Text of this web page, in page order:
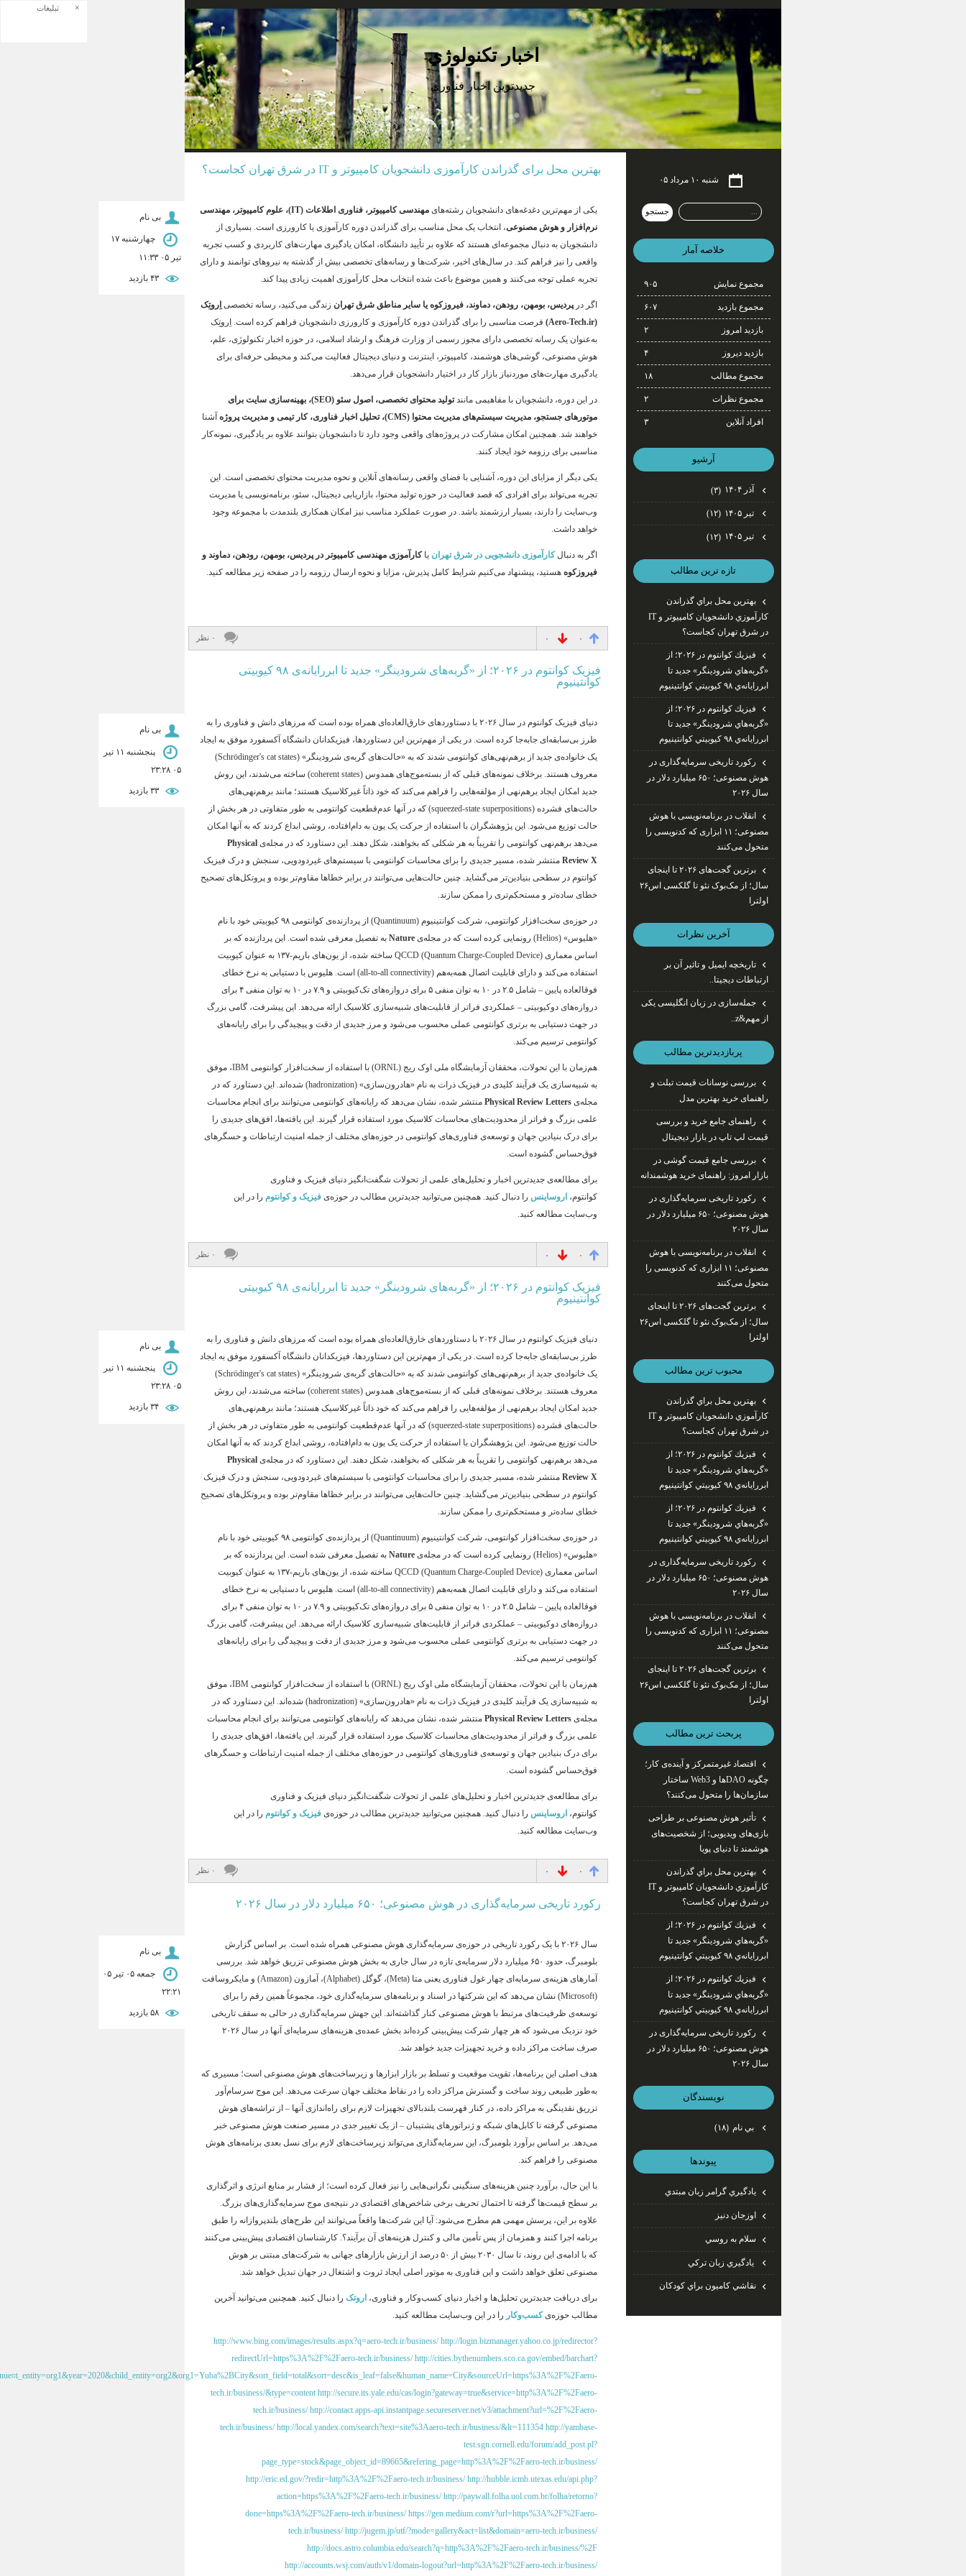
اخبار تكنولوژي
جديدترين اخبار فناوري
بهترین محل برای گذراندن کارآموزی دانشجویان کامپیوتر و IT در شرق تهران کجاست؟
بی نام
چهارشنبه ۱۷
تیر ۰۵ ۱۱:۳۳
یکی از مهم‌ترین دغدغه‌های دانشجویان رشته‌های
مهندسی کامپیوتر، فناوری اطلاعات (IT)، علوم کامپیوتر، مهندسی
نرم‌افزار و هوش مصنوعی، انتخاب یک محل مناسب برای گذراندن دوره کارآموزی یا کارورزی است. بسیاری از
دانشجویان به دنبال مجموعه‌ای هستند که علاوه بر تأیید دانشگاه، امکان یادگیری مهارت‌های کاربردی و کسب تجربه
واقعی را نیز فراهم کند. در سال‌های اخیر، شرکت‌ها و رسانه‌های تخصصی بیش از گذشته به نیروهای توانمند و دارای
تجربه عملی توجه می‌کنند و همین موضوع باعث شده انتخاب محل کارآموزی اهمیت زیادی پیدا کند.
اگر درپردیس، بومهن، رودهن، دماوند، فیروزکوه یا سایر مناطق شرق تهران زندگی می‌کنید، رسانه تخصصی اِروتِک
(Aero-Tech.ir)
فرصت مناسبی را برای گذراندن دوره کارآموزی و کارورزی دانشجویان فراهم کرده است. اِروتِک
به‌عنوان یک رسانه تخصصی دارای مجوز رسمی از وزارت فرهنگ و ارشاد اسلامی، در حوزه اخبار تکنولوژی، علم،
هوش مصنوعی، گوشی‌های هوشمند، کامپیوتر، اینترنت و دنیای دیجیتال فعالیت می‌کند و محیطی حرفه‌ای برای
یادگیری مهارت‌های موردنیاز بازار کار در اختیار دانشجویان قرار می‌دهد.
در این دوره، دانشجویان با مفاهیمی مانند
تولید محتوای تخصصی، اصول سئو (SEO)، بهینه‌سازی سایت برای
موتورهای جستجو، مدیریت سیستم‌های مدیریت محتوا (CMS)، تحلیل اخبار فناوری، کار تیمی و مدیریت پروژه
آشنا
خواهند شد. همچنین امکان مشارکت در پروژه‌های واقعی وجود دارد تا دانشجویان بتوانند علاوه بر یادگیری، نمونه‌کار
مناسبی برای رزومه خود ایجاد کنند.
یکی دیگر از مزایای این دوره، آشنایی با فضای واقعی رسانه‌های آنلاین و نحوه مدیریت محتوای تخصصی است. این
تجربه می‌تواند برای افرادی که قصد فعالیت در حوزه تولید محتوا، بازاریابی دیجیتال، سئو، برنامه‌نویسی یا مدیریت
وب‌سایت را دارند، بسیار ارزشمند باشد. در صورت عملکرد مناسب نیز امکان همکاری بلندمدت با مجموعه وجود
خواهد داشت.
اگر به دنبالکارآموزی دانشجویی در شرق تهران یاکارآموزی مهندسی کامپیوتر در پردیس، بومهن، رودهن، دماوند و
فیروزکوه هستید، پیشنهاد می‌کنیم شرایط کامل پذیرش، مزایا و نحوه ارسال رزومه را در صفحه زیر مطالعه کنید.
۰ ۰ ۰ نظر
فیزیک کوانتوم در ۲۰۲۶؛ از «گربه‌های شرودینگر» جدید تا ابررایانه‌ی ۹۸ کیوبیتی
کوانتینیوم
بی نام
پنجشنبه ۱۱ تیر
۰۵ ۲۳:۲۸
دنیای فیزیک کوانتوم در سال ۲۰۲۶ با دستاوردهای خارق‌العاده‌ای همراه بوده است که مرزهای دانش و فناوری را به
طرز بی‌سابقه‌ای جابه‌جا کرده است. در یکی از مهم‌ترین این دستاوردها، فیزیکدانان دانشگاه آکسفورد موفق به ایجاد
یک خانواده‌ی جدید از برهم‌نهی‌های کوانتومی شدند که به «حالت‌های گربه‌ی شرودینگر» (Schrödinger's cat states)
معروف هستند
. برخلاف نمونه‌های قبلی که از بسته‌موج‌های همدوس (coherent states) ساخته می‌شدند، این روش
جدید امکان ایجاد برهم‌نهی از مؤلفه‌هایی را فراهم می‌کند که خود ذاتاً غیرکلاسیک هستند؛ مانند برهم‌نهی‌های
حالت‌های فشرده (squeezed-state superpositions) که در آنها عدم‌قطعیت کوانتومی به طور متفاوتی در هر بخش از
حالت توزیع می‌شود. این پژوهشگران با استفاده از حرکت یک یون به دام‌افتاده، روشی ابداع کردند که به آنها امکان
می‌دهد برهم‌نهی کوانتومی را تقریباً به هر شکلی که بخواهند، شکل دهند. این دستاورد که در مجله‌یPhysical
Review X منتشر شده، مسیر جدیدی را برای محاسبات کوانتومی با سیستم‌های غیردودویی، سنجش و درک فیزیک
کوانتوم در سطحی بنیادین‌تر می‌گشاید. چنین حالت‌هایی می‌توانند در برابر خطاها مقاوم‌تر بوده و پروتکل‌های تصحیح
خطای ساده‌تر و مستحکم‌تری را ممکن سازند.
در حوزه‌ی سخت‌افزار کوانتومی، شرکت کوانتینیوم (Quantinuum) از پردازنده‌ی کوانتومی ۹۸ کیوبیتی خود با نام
«هلیوس» (Helios) رونمایی کرده است که در مجله‌ی
Nature به تفصیل معرفی شده است. این پردازنده که بر
اساس معماری QCCD (Quantum Charge-Coupled Device) ساخته شده، از یون‌های باریم-۱۳۷ به عنوان کیوبیت
استفاده می‌کند و دارای قابلیت اتصال همه‌به‌هم (all-to-all connectivity) است
. هلیوس با دستیابی به نرخ خطای
فوقالعاده پایین – شامل ۲.۵ در ۱۰ به توان منفی ۵ برای دروازه‌های تک‌کیوبیتی و ۷.۹ در ۱۰ به توان منفی ۴ برای
دروازه‌های دوکیوبیتی – عملکردی فراتر از قابلیت‌های شبیه‌سازی کلاسیک ارائه می‌دهد. این پیشرفت، گامی بزرگ
در جهت دستیابی به برتری کوانتومی عملی محسوب می‌شود و مرز جدیدی از دقت و پیچیدگی را برای رایانه‌های
کوانتومی ترسیم می‌کند.
هم‌زمان با این تحولات، محققان آزمایشگاه ملی اوک ریج (ORNL) با استفاده از سخت‌افزار کوانتومی IBM، موفق
به شبیه‌سازی یک فرآیند کلیدی در فیزیک ذرات به نام «هادرون‌سازی» (hadronization) شده‌اند
. این دستاورد که در
مجله‌یPhysical Review Letters منتشر شده، نشان می‌دهد که رایانه‌های کوانتومی می‌توانند برای انجام محاسبات
علمی بزرگ و فراتر از محدودیت‌های محاسبات کلاسیک مورد استفاده قرار گیرند. این یافته‌ها، افق‌های جدیدی را
برای درک بنیادین جهان و توسعه‌ی فناوری‌های کوانتومی در حوزه‌های مختلف از جمله امنیت ارتباطات و حسگرهای
فوق‌حساس گشوده است.
برای مطالعه‌ی جدیدترین اخبار و تحلیل‌های علمی از تحولات شگفت‌انگیز دنیای فیزیک و فناوری
کوانتوم، اروساینس را دنبال کنید. همچنین می‌توانید جدیدترین مطالب در حوزه‌یفیزیک و کوانتوم را در این
وب‌سایت مطالعه کنید.
۰ ۰ ۰ نظر
فیزیک کوانتوم در ۲۰۲۶؛ از «گربه‌های شرودینگر» جدید تا ابررایانه‌ی ۹۸ کیوبیتی
کوانتینیوم
بی نام
پنجشنبه ۱۱ تیر
۰۵ ۲۳:۲۸
دنیای فیزیک کوانتوم در سال ۲۰۲۶ با دستاوردهای خارق‌العاده‌ای همراه بوده است که مرزهای دانش و فناوری را به
طرز بی‌سابقه‌ای جابه‌جا کرده است. در یکی از مهم‌ترین این دستاوردها، فیزیکدانان دانشگاه آکسفورد موفق به ایجاد
یک خانواده‌ی جدید از برهم‌نهی‌های کوانتومی شدند که به «حالت‌های گربه‌ی شرودینگر» (Schrödinger's cat states)
معروف هستند
. برخلاف نمونه‌های قبلی که از بسته‌موج‌های همدوس (coherent states) ساخته می‌شدند، این روش
جدید امکان ایجاد برهم‌نهی از مؤلفه‌هایی را فراهم می‌کند که خود ذاتاً غیرکلاسیک هستند؛ مانند برهم‌نهی‌های
حالت‌های فشرده (squeezed-state superpositions) که در آنها عدم‌قطعیت کوانتومی به طور متفاوتی در هر بخش از
حالت توزیع می‌شود. این پژوهشگران با استفاده از حرکت یک یون به دام‌افتاده، روشی ابداع کردند که به آنها امکان
می‌دهد برهم‌نهی کوانتومی را تقریباً به هر شکلی که بخواهند، شکل دهند. این دستاورد که در مجله‌یPhysical
Review X منتشر شده، مسیر جدیدی را برای محاسبات کوانتومی با سیستم‌های غیردودویی، سنجش و درک فیزیک
کوانتوم در سطحی بنیادین‌تر می‌گشاید. چنین حالت‌هایی می‌توانند در برابر خطاها مقاوم‌تر بوده و پروتکل‌های تصحیح
خطای ساده‌تر و مستحکم‌تری را ممکن سازند.
در حوزه‌ی سخت‌افزار کوانتومی، شرکت کوانتینیوم (Quantinuum) از پردازنده‌ی کوانتومی ۹۸ کیوبیتی خود با نام
«هلیوس» (Helios) رونمایی کرده است که در مجله‌ی
Nature به تفصیل معرفی شده است. این پردازنده که بر
اساس معماری QCCD (Quantum Charge-Coupled Device) ساخته شده، از یون‌های باریم-۱۳۷ به عنوان کیوبیت
استفاده می‌کند و دارای قابلیت اتصال همه‌به‌هم (all-to-all connectivity) است
. هلیوس با دستیابی به نرخ خطای
فوقالعاده پایین – شامل ۲.۵ در ۱۰ به توان منفی ۵ برای دروازه‌های تک‌کیوبیتی و ۷.۹ در ۱۰ به توان منفی ۴ برای
دروازه‌های دوکیوبیتی – عملکردی فراتر از قابلیت‌های شبیه‌سازی کلاسیک ارائه می‌دهد. این پیشرفت، گامی بزرگ
در جهت دستیابی به برتری کوانتومی عملی محسوب می‌شود و مرز جدیدی از دقت و پیچیدگی را برای رایانه‌های
کوانتومی ترسیم می‌کند.
هم‌زمان با این تحولات، محققان آزمایشگاه ملی اوک ریج (ORNL) با استفاده از سخت‌افزار کوانتومی IBM، موفق
به شبیه‌سازی یک فرآیند کلیدی در فیزیک ذرات به نام «هادرون‌سازی» (hadronization) شده‌اند
. این دستاورد که در
مجله‌یPhysical Review Letters منتشر شده، نشان می‌دهد که رایانه‌های کوانتومی می‌توانند برای انجام محاسبات
علمی بزرگ و فراتر از محدودیت‌های محاسبات کلاسیک مورد استفاده قرار گیرند. این یافته‌ها، افق‌های جدیدی را
برای درک بنیادین جهان و توسعه‌ی فناوری‌های کوانتومی در حوزه‌های مختلف از جمله امنیت ارتباطات و حسگرهای
فوق‌حساس گشوده است.
برای مطالعه‌ی جدیدترین اخبار و تحلیل‌های علمی از تحولات شگفت‌انگیز دنیای فیزیک و فناوری
کوانتوم، اروساینس را دنبال کنید. همچنین می‌توانید جدیدترین مطالب در حوزه‌یفیزیک و کوانتوم را در این
وب‌سایت مطالعه کنید.
۰ ۰ ۰ نظر
رکورد تاریخی سرمایه‌گذاری در هوش مصنوعی؛ ۶۵۰ میلیارد دلار در سال ۲۰۲۶
بی نام
جمعه ۰۵ تیر ۰۵
۲۲:۲۱
سال ۲۰۲۶ با یک رکورد تاریخی در حوزه‌ی سرمایه‌گذاری هوش مصنوعی همراه شده است. بر اساس گزارش
بلومبرگ، حدود ۶۵۰ میلیارد دلار سرمایه‌ی تازه در سال جاری به بخش هوش مصنوعی تزریق خواهد شد
. بررسی
آمارهای هزینه‌ی سرمایه‌ای چهار غول فناوری یعنی متا (Meta)، گوگل (Alphabet)، آمازون (Amazon) و مایکروسافت
(Microsoft) نشان می‌دهد که این شرکتها در اسناد و برنامه‌های سرمایه‌گذاری خود، مجموعاً همین رقم را برای
توسعه‌ی ظرفیت‌های مرتبط با هوش مصنوعی کنار گذاشته‌اند. این جهش سرمایه‌گذاری در حالی به سقف تاریخی
خود نزدیک می‌شود که هر چهار شرکت پیش‌بینی کرده‌اند بخش عمده‌ی هزینه‌های سرمایه‌ای آنها در سال ۲۰۲۶
صرف ساخت مراکز داده و خرید تجهیزات جدید خواهد شد.
هدف اصلی این برنامه‌ها، تقویت موقعیت و تسلط بر بازار ابزارها و زیرساخت‌های هوش مصنوعی است؛ مسیری که
به‌طور طبیعی روند ساخت و گسترش مراکز داده را در نقاط مختلف جهان سرعت می‌دهد. این موج سرسام‌آور
تزریق نقدینگی به مراکز داده، در کنار فهرست بلندبالای تجهیزات لازم برای راه‌اندازی آنها – از تراشه‌های هوش
مصنوعی گرفته تا کابل‌های شبکه و ژنراتورهای پشتیبان – از یک تغییر جدی در مسیر صنعت هوش مصنوعی خبر
می‌دهد. بر اساس برآورد بلومبرگ، این سرمایه‌گذاری می‌تواند زیرساخت‌های لازم برای نسل بعدی برنامه‌های هوش
مصنوعی را فراهم کند.
با این حال، برآورد چنین هزینه‌های سنگینی نگرانی‌هایی را نیز فعال کرده است؛ از فشار بر منابع انرژی و اثرگذاری
بر سطح قیمت‌ها گرفته تا احتمال تحریف برخی شاخص‌های اقتصادی در نتیجه‌ی موج سرمایه‌گذاری‌های بزرگ.
علاوه بر این، پرسش مهمی هم مطرح می‌شود: آیا این شرکت‌ها واقعاً می‌توانند این طرح‌های بلندپروازانه را طبق
برنامه اجرا کنند و همزمان از پس تأمین مالی و کنترل هزینه‌های آن برآیند؟. کارشناسان اقتصادی پیش‌بینی می‌کنند
که با ادامه‌ی این روند، تا سال ۲۰۳۰ بیش از ۵۰ درصد از ارزش بازارهای جهانی به شرکت‌های مبتنی بر هوش
مصنوعی تعلق خواهد داشت و این فناوری به موتور اصلی ایجاد ثروت و اشتغال در جهان تبدیل خواهد شد.
برای دریافت جدیدترین تحلیل‌ها و اخبار دنیای کسب‌وکار و فناوری، اروتک را دنبال کنید. همچنین می‌توانید آخرین
مطالب حوزه‌یکسب‌وکار را در این وب‌سایت مطالعه کنید.
http://www.bing.com/images/results.aspx?q=aero-tech.ir/business/ http://login.bizmanager.yahoo.co.jp/redirector?
redirectUrl=https%3A%2F%2Faero-tech.ir/business/ http://cities.bythenumbers.sco.ca.gov/embed/barchart?
tech.ir/business/&type=content http://secure.its.yale.edu/cas/login?gateway=true&service=http%3A%2F%2Faero-
tech.ir/business/ http://contact.apps-api.instantpage.secureserver.net/v3/attachment?url=%2F%2Faero-
tech.ir/business/ http://local.yandex.com/search?text=site%3Aaero-tech.ir/business/&lr=111354 http://yambase-
test.sgn.cornell.edu/forum/add_post.pl?
page_type=stock&page_object_id=89665&refering_page=http%3A%2F%2Faero-tech.ir/business/
http://eric.ed.gov/?redir=http%3A%2F%2Faero-tech.ir/business/ http://hubble.icmb.utexas.edu/api.php?
action=https%3A%2F%2Faero-tech.ir/business/ http://paywall.folha.uol.com.br/folha/retorno?
done=https%3A%2F%2Faero-tech.ir/business/ https://gen.medium.com/r?url=https%3A%2F%2Faero-
tech.ir/business/ http://jugem.jp/utf/?mode=gallery&act=list&domain=aero-tech.ir/business/
http://docs.astro.columbia.edu/search?q=http%3A%2F%2Faero-tech.ir/business/%2F
http://accounts.wsj.com/auth/v1/domain-logout?url=http%3A%2F%2Faero-tech.ir/business/
شنبه ۱۰ مرداد ۰۵
خلاصه آمار
مجموع نمایش‌ ۹۰۵
مجموع بازدید ۶۰۷
بازدید امروز ۲
بازدید دیروز ۴
مجموع مطالب ۱۸
مجموع نظرات ۲
افراد آنلاین ۳
آرشيو
آذر ۱۴۰۴ (۳)
تیر ۱۴۰۵ (۱۲)
تیر ۱۴۰۵ (۱۲)
تازه ترين مطالب
بهترين محل براي گذراندن
كارآموزي دانشجويان كامپيوتر و IT
در شرق تهران كجاست؟
فيزيك كوانتوم در ۲۰۲۶؛ از
«گربه‌هاي شرودينگر» جديد تا
ابررايانه‌ي ۹۸ كيوبيتي كوانتينيوم
فيزيك كوانتوم در ۲۰۲۶؛ از
«گربه‌هاي شرودينگر» جديد تا
ابررايانه‌ي ۹۸ كيوبيتي كوانتينيوم
رکورد تاریخی سرمایه‌گذاری در
هوش مصنوعی؛ ۶۵۰ میلیارد دلار در
سال ۲۰۲۶
انقلاب در برنامه‌نویسی با هوش
مصنوعی؛ ۱۱ ابزاری که کدنویسی را
متحول می‌کنند
برترین گجت‌های ۲۰۲۶ تا اینجای
سال؛ از مک‌بوک نئو تا گلکسی اس۲۶
اولترا
آخرين نظرات
تاریخچه ایمیل و تاثیر آن بر
ارتباطات دیجیتا..
جمله‌سازی در زبان انگلیسی یکی
از مهم&z..
پربازديدترين مطالب
بررسی نوسانات قیمت تبلت و
راهنمای خرید بهترین مدل
راهنمای جامع خرید و بررسی
قیمت لپ تاپ در بازار دیجیتال
بررسی جامع قیمت گوشی در
بازار امروز: راهنمای خرید هوشمندانه
رکورد تاریخی سرمایه‌گذاری در
هوش مصنوعی؛ ۶۵۰ میلیارد دلار در
سال ۲۰۲۶
انقلاب در برنامه‌نویسی با هوش
مصنوعی؛ ۱۱ ابزاری که کدنویسی را
متحول می‌کنند
برترین گجت‌های ۲۰۲۶ تا اینجای
سال؛ از مک‌بوک نئو تا گلکسی اس۲۶
اولترا
محبوب ترين مطالب
بهترين محل براي گذراندن
كارآموزي دانشجويان كامپيوتر و IT
در شرق تهران كجاست؟
فيزيك كوانتوم در ۲۰۲۶؛ از
«گربه‌هاي شرودينگر» جديد تا
ابررايانه‌ي ۹۸ كيوبيتي كوانتينيوم
فيزيك كوانتوم در ۲۰۲۶؛ از
«گربه‌هاي شرودينگر» جديد تا
ابررايانه‌ي ۹۸ كيوبيتي كوانتينيوم
رکورد تاریخی سرمایه‌گذاری در
هوش مصنوعی؛ ۶۵۰ میلیارد دلار در
سال ۲۰۲۶
انقلاب در برنامه‌نویسی با هوش
مصنوعی؛ ۱۱ ابزاری که کدنویسی را
متحول می‌کنند
برترین گجت‌های ۲۰۲۶ تا اینجای
سال؛ از مک‌بوک نئو تا گلکسی اس۲۶
اولترا
پربحث ترين مطالب
اقتصاد غیرمتمرکز و آینده‌ی کار؛
چگونه DAOها و Web3 ساختار
سازمان‌ها را متحول می‌کنند؟
تأثیر هوش مصنوعی بر طراحی
بازی‌های ویدیویی؛ از شخصیت‌های
هوشمند تا دنیای پویا
بهترين محل براي گذراندن
كارآموزي دانشجويان كامپيوتر و IT
در شرق تهران كجاست؟
فيزيك كوانتوم در ۲۰۲۶؛ از
«گربه‌هاي شرودينگر» جديد تا
ابررايانه‌ي ۹۸ كيوبيتي كوانتينيوم
فيزيك كوانتوم در ۲۰۲۶؛ از
«گربه‌هاي شرودينگر» جديد تا
ابررايانه‌ي ۹۸ كيوبيتي كوانتينيوم
رکورد تاریخی سرمایه‌گذاری در
هوش مصنوعی؛ ۶۵۰ میلیارد دلار در
سال ۲۰۲۶
نويسندگان
بي نام (۱۸)
پيوندها
يادگيري گرامر زبان مبتدي
اوزجان دنيز
سلام به روسي
يادگيري زبان تركي
نقاشي كاميون براي كودكان
تبلیغات ×